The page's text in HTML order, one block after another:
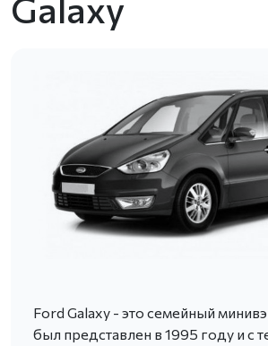
Ford Galaxy - это семейный
был представлен в 1995 году и с